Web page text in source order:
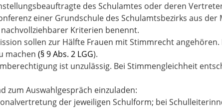
des Schulamtes oder deren
einer Grundschule des Schulamtsbezirks aus der
Kriterien benennt.
sollen zur Hälfte Frauen mit Stimmrecht
machen (§ 9 Abs. 2 LGG).
ist unzulässig. Bei Stimmengleichheit
zum Auswahlgespräch einzuladen:
der jeweiligen Schulform; bei